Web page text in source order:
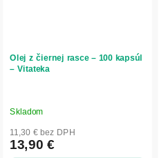
Olej z čiernej rasce – 100 kapsúl
– Vitateka
Skladom
11,30 € bez DPH
13,90 €